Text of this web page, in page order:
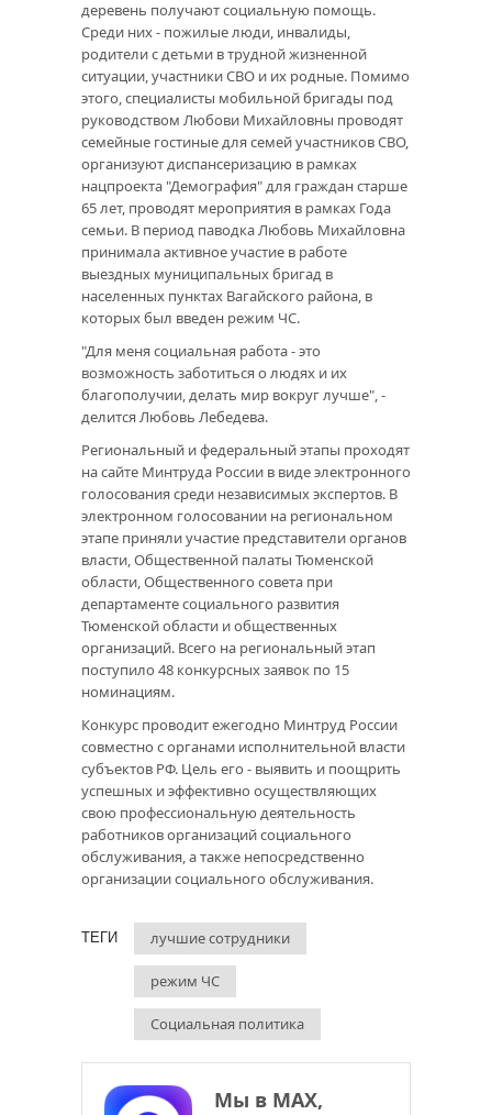
деревень получают социальную помощь.
Среди них - пожилые люди, инвалиды,
родители с детьми в трудной жизненной
ситуации, участники СВО и их родные. Помимо
этого, специалисты мобильной бригады под
руководством Любови Михайловны проводят
семейные гостиные для семей участников СВО,
организуют диспансеризацию в рамках
нацпроекта "Демография" для граждан старше
65 лет, проводят мероприятия в рамках Года
семьи. В период паводка Любовь Михайловна
принимала активное участие в работе
выездных муниципальных бригад в
населенных пунктах Вагайского района, в
которых был введен режим ЧС.
"Для меня социальная работа - это
возможность заботиться о людях и их
благополучии, делать мир вокруг лучше", -
делится Любовь Лебедева.
Региональный и федеральный этапы проходят
на сайте Минтруда России в виде электронного
голосования среди независимых экспертов. В
электронном голосовании на региональном
этапе приняли участие представители органов
власти, Общественной палаты Тюменской
области, Общественного совета при
департаменте социального развития
Тюменской области и общественных
организаций. Всего на региональный этап
поступило 48 конкурсных заявок по 15
номинациям.
Конкурс проводит ежегодно Минтруд России
совместно с органами исполнительной власти
субъектов РФ. Цель его - выявить и поощрить
успешных и эффективно осуществляющих
свою профессиональную деятельность
работников организаций социального
обслуживания, а также непосредственно
организации социального обслуживания.
ТЕГИ лучшие сотрудники
режим ЧС
Социальная политика
Мы в МАХ,